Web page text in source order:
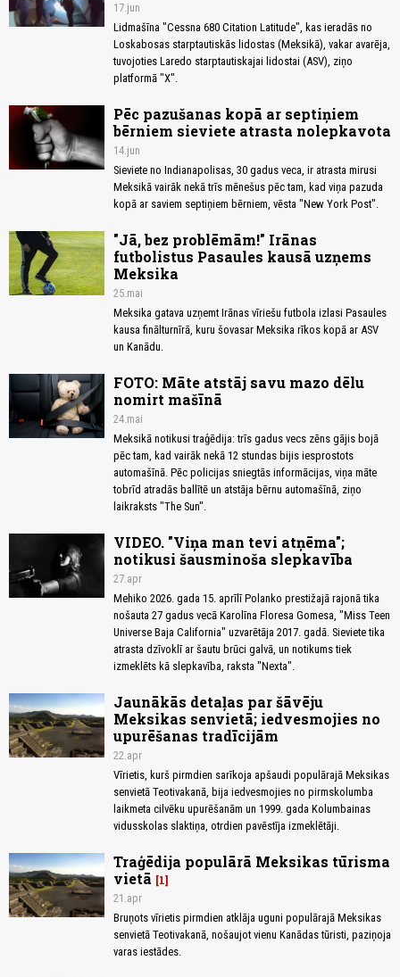
17.jun
Lidmašīna "Cessna 680 Citation Latitude", kas ieradās no
Loskabosas starptautiskās lidostas (Meksikā), vakar avarēja,
tuvojoties Laredo starptautiskajai lidostai (ASV), ziņo
platformā "X".
Pēc pazušanas kopā ar septiņiem
bērniem sieviete atrasta nolepkavota
14.jun
Sieviete no Indianapolisas, 30 gadus veca, ir atrasta mirusi
Meksikā vairāk nekā trīs mēnešus pēc tam, kad viņa pazuda
kopā ar saviem septiņiem bērniem, vēsta "New York Post".
"Jā, bez problēmām!" Irānas
futbolistus Pasaules kausā uzņems
Meksika
25.mai
Meksika gatava uzņemt Irānas vīriešu futbola izlasi Pasaules
kausa finālturnīrā, kuru šovasar Meksika rīkos kopā ar ASV
un Kanādu.
FOTO: Māte atstāj savu mazo dēlu
nomirt mašīnā
24.mai
Meksikā notikusi traģēdija: trīs gadus vecs zēns gājis bojā
pēc tam, kad vairāk nekā 12 stundas bijis iesprostots
automašīnā. Pēc policijas sniegtās informācijas, viņa māte
tobrīd atradās ballītē un atstāja bērnu automašīnā, ziņo
laikraksts "The Sun".
VIDEO. "Viņa man tevi atņēma";
notikusi šausminoša slepkavība
27.apr
Mehiko 2026. gada 15. aprīlī Polanko prestižajā rajonā tika
nošauta 27 gadus vecā Karolīna Floresa Gomesa, "Miss Teen
Universe Baja California" uzvarētāja 2017. gadā. Sieviete tika
atrasta dzīvoklī ar šautu brūci galvā, un notikums tiek
izmeklēts kā slepkavība, raksta "Nexta".
Jaunākās detaļas par šāvēju
Meksikas senvietā; iedvesmojies no
upurēšanas tradīcijām
22.apr
Vīrietis, kurš pirmdien sarīkoja apšaudi populārajā Meksikas
senvietā Teotivakanā, bija iedvesmojies no pirmskolumba
laikmeta cilvēku upurēšanām un 1999. gada Kolumbainas
vidusskolas slaktiņa, otrdien pavēstīja izmeklētāji.
Traģēdija populārā Meksikas tūrisma
vietā
1
21.apr
Bruņots vīrietis pirmdien atklāja uguni populārajā Meksikas
senvietā Teotivakanā, nošaujot vienu Kanādas tūristi, paziņoja
varas iestādes.